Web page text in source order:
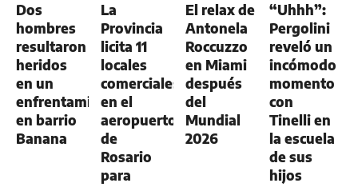
Dos
hombres
resultaron
heridos
en un
enfrentamiento
en barrio
Banana
La
Provincia
licita 11
locales
comerciales
en el
aeropuerto
de
Rosario
para
El relax de
Antonela
Roccuzzo
en Miami
después
del
Mundial
2026
“Uhhh”:
Pergolini
reveló un
incómodo
momento
con
Tinelli en
la escuela
de sus
hijos